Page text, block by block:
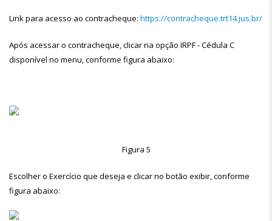
Link para acesso ao contracheque: https://contracheque.trt14.jus.br/
Após acessar o contracheque, clicar na opção IRPF - Cédula C
disponível no menu, conforme figura abaixo:
Figura 5
Escolher o Exercício que deseja e clicar no botão exibir, conforme
figura abaixo: